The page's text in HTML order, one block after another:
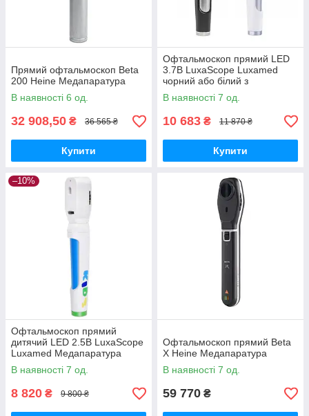
Прямий офтальмоскоп Веtа
200 Heine Медапаратура
В наявності 6 од.
32 908,50 ₴ 36 565 ₴
Купити
Офтальмоскоп прямий LED
3.7В LuxaScope Luxamed
чорний або білий з
адаптером Медапаратура
В наявності 7 од.
10 683 ₴ 11 870 ₴
Купити
–10%
Офтальмоскоп прямий
дитячий LED 2.5В LuxaScope
Luxamed Медапаратура
В наявності 7 од.
8 820 ₴ 9 800 ₴
Офтальмоскоп прямий Beta
X Heine Медапаратура
В наявності 7 од.
59 770 ₴